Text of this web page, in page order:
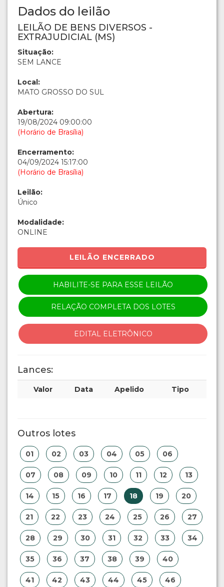
Dados do leilão
LEILÃO DE BENS DIVERSOS -
EXTRAJUDICIAL (MS)
Situação:
SEM LANCE
Local:
MATO GROSSO DO SUL
Abertura:
19/08/2024 09:00:00
(Horário de Brasília)
Encerramento:
04/09/2024 15:17:00
(Horário de Brasília)
Leilão:
Único
Modalidade:
ONLINE
LEILÃO ENCERRADO
HABILITE-SE PARA ESSE LEILÃO
RELAÇÃO COMPLETA DOS LOTES
EDITAL ELETRÔNICO
Lances:
Valor Data Apelido Tipo
Outros lotes
01 02 03 04 05 06
07 08 09 10 11 12 13
14 15 16 17 18 19 20
21 22 23 24 25 26 27
28 29 30 31 32 33 34
35 36 37 38 39 40
41 42 43 44 45 46